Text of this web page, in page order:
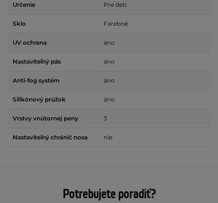
Určenie Pre deti
Sklo Farebné
UV ochrana áno
Nastaviteľný pás áno
Anti-fog systém áno
Silikónový prúžok áno
Vrstvy vnútornej peny 3
Nastaviteľný chránič nosa nie
Potrebujete poradiť?